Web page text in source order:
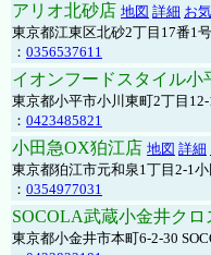
アリオ北砂店 地図 詳細 お
東京都江東区北砂2丁目17番1
： 0356537611
イオンフードスタイル小
東京都小平市小川東町2丁目
： 0423485821
小田急OX狛江店 地図 詳細
東京都狛江市元和泉1丁目2-1
： 0354977031
SOCOLA武蔵小金井クロ
東京都小金井市本町6-2-30